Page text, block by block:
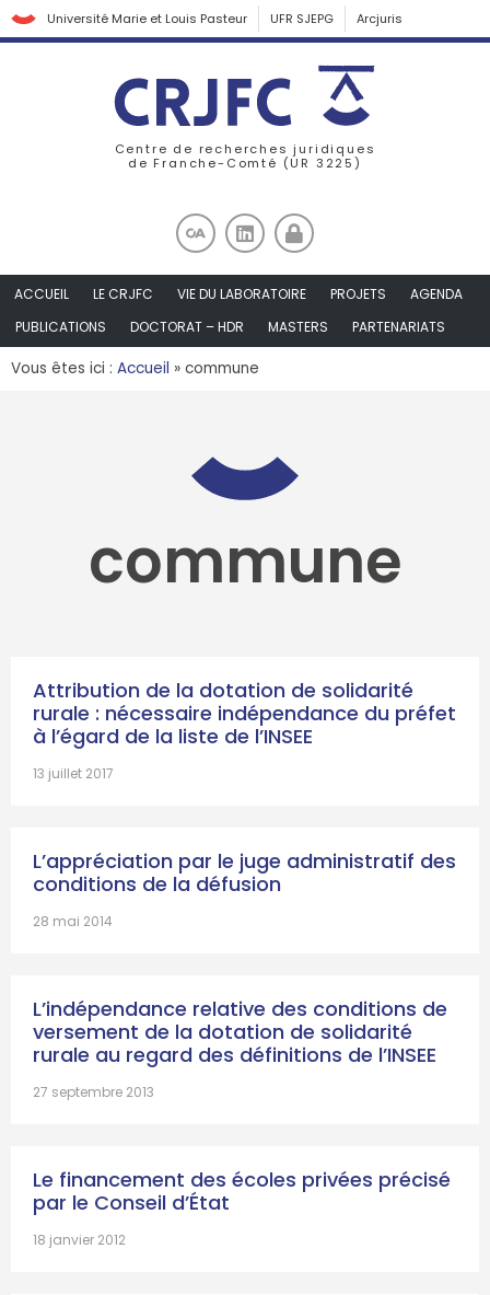
Université Marie et Louis Pasteur UFR SJEPG Arcjuris
Centre de recherches juridiques
de Franche-Comté (UR 3225)
ACCUEIL LE CRJFC VIE DU LABORATOIRE PROJETS
AGENDA
PUBLICATIONS
DOCTORAT – HDR MASTERS PARTENARIATS
Vous êtes ici : Accueil » commune
commune
Attribution de la dotation de solidarité
rurale : nécessaire indépendance du préfet
à l’égard de la liste de l’INSEE
13 juillet 2017
L’appréciation par le juge administratif des
conditions de la défusion
28 mai 2014
L’indépendance relative des conditions de
versement de la dotation de solidarité
rurale au regard des définitions de l’INSEE
27 septembre 2013
Le financement des écoles privées précisé
par le Conseil d’État
18 janvier 2012